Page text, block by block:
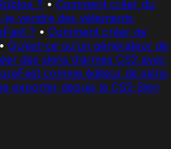
? • Comment créer du
je vendre des vêtements
? • Comment créer de
• Qu’est-ce qu’un générateur de
des skins d’armes CS2 avec
comme éditeur de skins
exporter depuis le CS2 Skin